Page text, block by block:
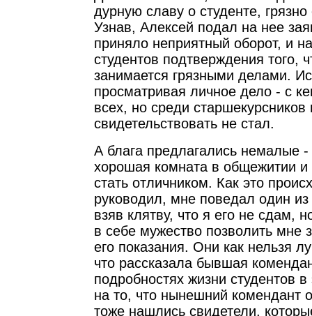
дурную славу о студенте, грязно
Узнав, Алексей подал на нее
приняло неприятный оборот, и
студентов подтверждения того,
занимается грязными делами.
просматривая личное дело - с
всех, но среди старшекурсников
свидетельствовать не стал.
А блага предлагались немалые
хорошая комната в общежитии и
стать отличником. Как это
руководил, мне поведал один
взяв клятву, что я его не сдам,
в себе мужество позволить мне
его показания. Они как нельзя
что рассказала бывшая
подробностях жизни студентов
на то, что нынешний комендант
тоже нашлись свидетели,